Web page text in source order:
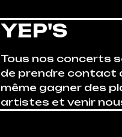
YEP'S
Tous nos concerts
de prendre contact
même gagner des
artistes et venir